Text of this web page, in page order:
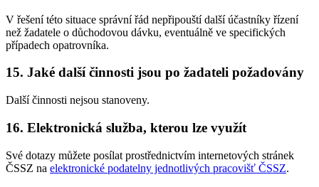
V řešení této situace správní řád nepřipouští další účastníky řízení
než žadatele o důchodovou dávku, eventuálně ve specifických
případech opatrovníka.
15. Jaké další činnosti jsou po žadateli požadovány
Další činnosti nejsou stanoveny.
16. Elektronická služba, kterou lze využít
Své dotazy můžete posílat prostřednictvím internetových stránek
ČSSZ na elektronické podatelny jednotlivých pracovišť ČSSZ.